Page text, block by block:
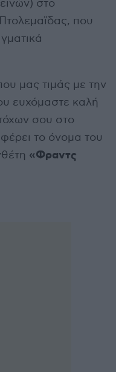
στο
που
μας τιμάς με την
ευχόμαστε καλή
σου στο
το όνομα του
«Φραντς